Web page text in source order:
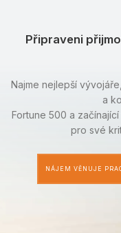
Připraveni
Najme nejlepší
a
Fortune 500 a
pro své
NÁJEM VĚNUJE